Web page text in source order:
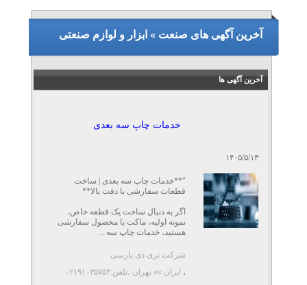
آخرین آگهی های صنعت » ابزار و لوازم صنعتی
آخرین آگهی ها
۱۴۰۵/۵/۱۳
خدمات چاپ سه بعدی
"**خدمات چاپ سه بعدی | ساخت
قطعات سفارشی با دقت بالا**
اگر به دنبال ساخت یک قطعه خاص،
نمونه اولیه، ماکت یا محصول سفارشی
هستید، خدمات چاپ سه ...
شرکت تری دی پارسی
، ایران »» تهران ،تلفن:۰۲۱۹۱۰۳۵۷۵۳